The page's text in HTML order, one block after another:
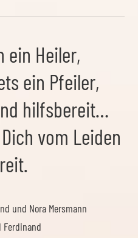
ein Heiler,
ein Pfeiler,
hilfsbereit…
vom Leiden
und Nora Mersmann
Ferdinand